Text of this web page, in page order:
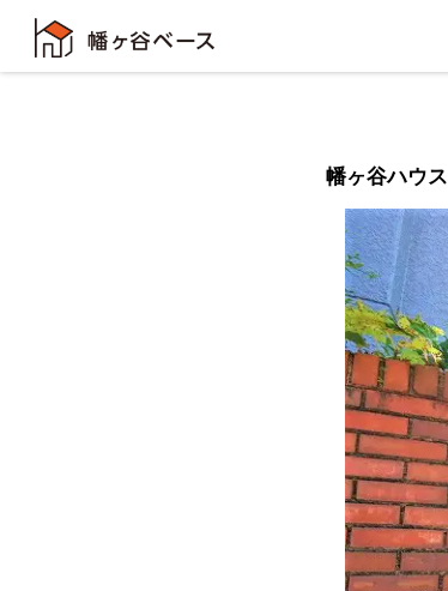
幡ヶ谷ハウス